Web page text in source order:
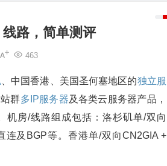
路，简单测评
463
、中国香港、美国圣何塞地区的独立服
群多IP服务器及各类云服务器产品，
机房/线路组成包括：洛杉矶单/双向
连及BGP等。香港单/双向CN2GIA +